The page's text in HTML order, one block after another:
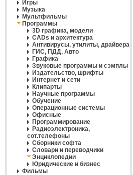
Игры
Музыка
Мультфильмы
Программы
3D графика, модели
CADs и архитектура
Антивирусы, утилиты, драйвера
ГИС, ПДД, Авто
Графика
Звуковые программы и сэмплы
Издательство, шрифты
Интернет и сети
Клипарты
Научные программы
Обучение
Операционные системы
Офисные
Программирование
Радиоэлектроника,
сот.телефоны
Сборники софта
Словари и переводчики
Энциклопедии
Юридические и бизнес
Фильмы